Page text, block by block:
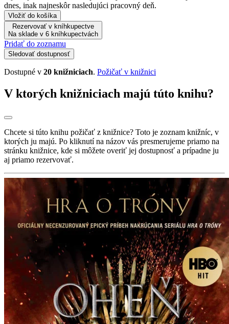
dnes, inak najneskôr nasledujúci pracovný deň.
Vložiť do košíka
Rezervovať v kníhkupectve
Na sklade v 6 kníhkupectvách
Pridať do zoznamu
Sledovať dostupnosť
Dostupné v 20 knižniciach. Požičať v knižnici
V ktorých knižniciach majú túto knihu?
Chcete si túto knihu požičať z knižnice? Toto je zoznam knižníc, v
ktorých ju majú. Po kliknutí na názov vás presmerujeme priamo na
stránku knižnice, kde si môžete overiť jej dostupnosť a prípadne ju
aj priamo rezervovať.